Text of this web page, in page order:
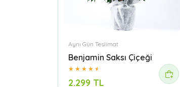
Aynı Gün Teslimat
Benjamin Saksı Çiçeği
2.299 TL